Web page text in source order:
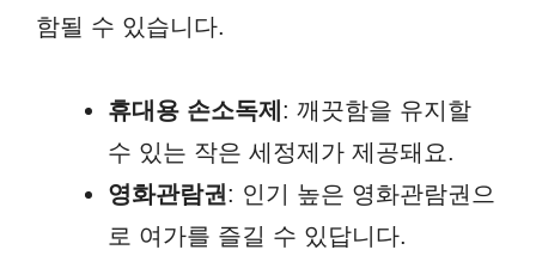
함될 수 있습니다.
휴대용 손소독제: 깨끗함을 유지할
수 있는 작은 세정제가 제공돼요.
영화관람권: 인기 높은 영화관람권으
로 여가를 즐길 수 있답니다.